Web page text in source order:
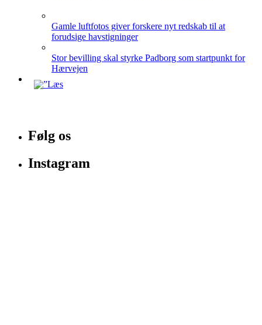
Gamle luftfotos giver forskere nyt redskab til at
forudsige havstigninger
Stor bevilling skal styrke Padborg som startpunkt for
Hærvejen
Følg os
Instagram